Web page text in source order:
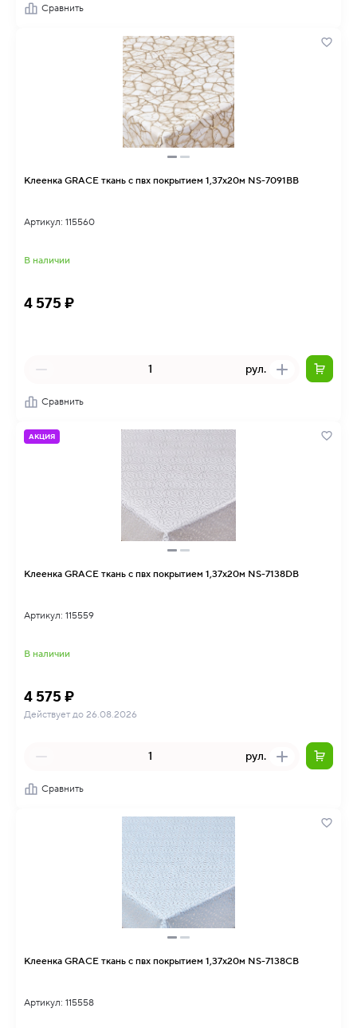
Сравнить
Клеенка GRACE ткань с пвх покрытием 1,37х20м NS-7091BB
Артикул: 115560
В наличии
4 575 ₽
рул.
Сравнить
АКЦИЯ
Клеенка GRACE ткань с пвх покрытием 1,37х20м NS-7138DB
Артикул: 115559
В наличии
4 575 ₽
Действует до 26.08.2026
рул.
Сравнить
Клеенка GRACE ткань с пвх покрытием 1,37х20м NS-7138CB
Артикул: 115558